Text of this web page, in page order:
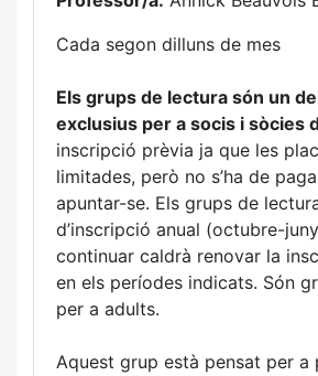
Cada segon dilluns de mes
Els grups de lectura són un
exclusius per a socis i sòcies
inscripció prèvia ja que les
limitades, però no s’ha de
apuntar-se. Els grups de
d’inscripció anual (octubre-
continuar caldrà renovar la
en els períodes indicats. Són
per a adults.
Aquest grup està pensat per a